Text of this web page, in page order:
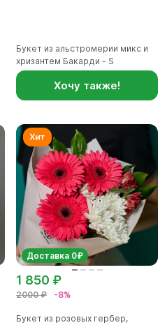
Букет из альстромерии микс и
хризантем Бакарди - S
Хочу также!
Доставка 0₽
2000 ₽ -8%
1 850 ₽
Букет из розовых гербер,